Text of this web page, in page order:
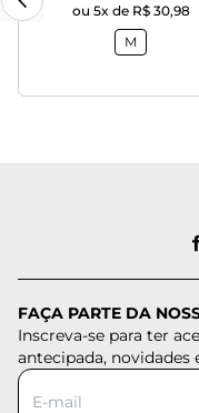
ou 5x de R$ 30,98
M
FAÇA PARTE DA
Inscreva-se para ter
antecipada, novidades